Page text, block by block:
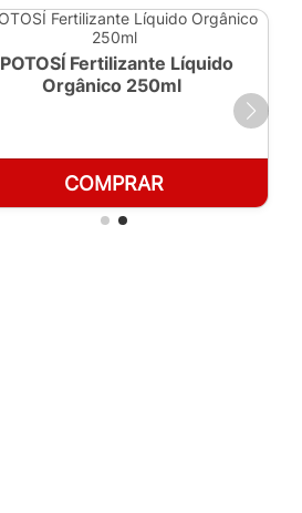
POTOSÍ Fertilizante Líquido
Orgânico 250ml
COMPRAR